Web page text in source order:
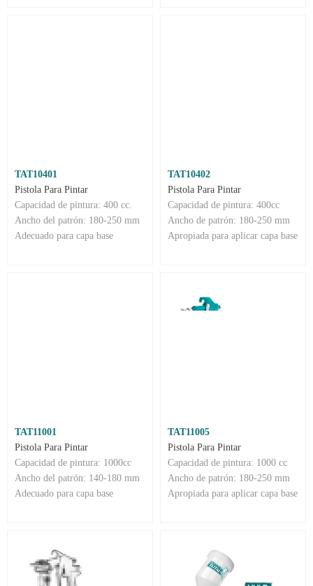
TAT10401
Pistola Para Pintar
Capacidad de pintura: 400 cc.
Ancho del patrón: 180-250 mm
Adecuado para capa base
TAT10402
Pistola Para Pintar
Capacidad de pintura: 400cc
Ancho de patrón: 180-250 mm
Apropiada para aplicar capa base
TAT11001
Pistola Para Pintar
Capacidad de pintura: 1000cc
Ancho del patrón: 140-180 mm
Adecuado para capa base
TAT11005
Pistola Para Pintar
Capacidad de pintura: 1000 cc
Ancho de patrón: 180-250 mm
Apropiada para aplicar capa base